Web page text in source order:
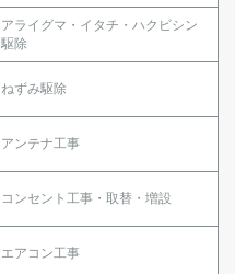
アライグマ・イタチ・ハクビシン
駆除
ねずみ駆除
アンテナ工事
コンセント工事・取替・増設
エアコン工事